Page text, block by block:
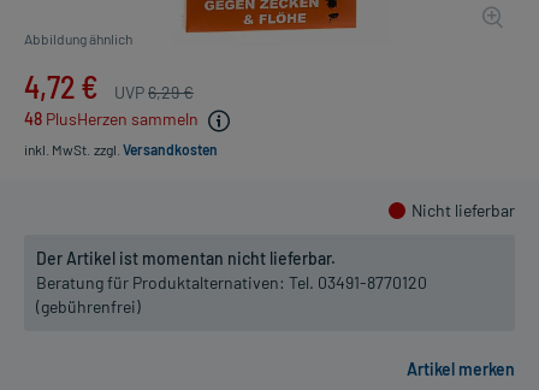
Abbildung ähnlich
4,72 € UVP6,29 €
48 PlusHerzen sammeln
inkl. MwSt. zzgl. Versandkosten
Nicht lieferbar
Der Artikel ist momentan nicht lieferbar.
Beratung für Produktalternativen: Tel. 03491-8770120
(gebührenfrei)